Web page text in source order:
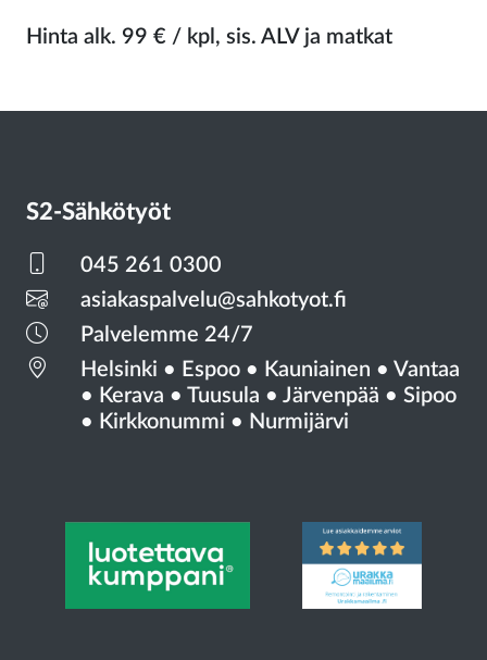
Hinta alk. 99 € / kpl, sis. ALV ja matkat
S2-Sähkötyöt
045 261 0300
asiakaspalvelu@sahkotyot.fi
Palvelemme 24/7
Helsinki • Espoo • Kauniainen • Vantaa
• Kerava • Tuusula • Järvenpää • Sipoo
• Kirkkonummi • Nurmijärvi